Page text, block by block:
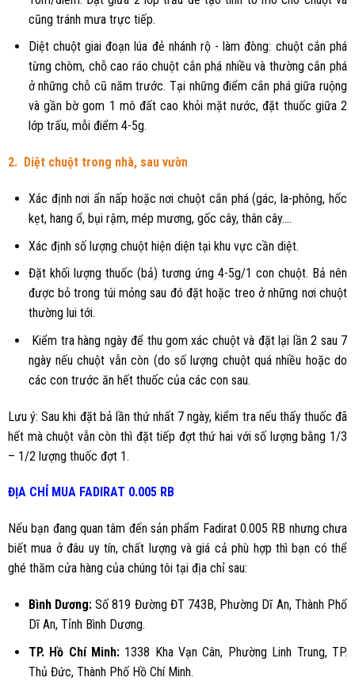
cũng tránh mưa trực tiếp.
Diệt chuột giai đoạn lúa đẻ nhánh rộ - làm đòng: chuột cắn phá
từng chòm, chỗ cao ráo chuột cắn phá nhiều và thường cắn phá
ở những chỗ cũ năm trước. Tại những điểm cắn phá giữa ruộng
và gần bờ gom 1 mô đất cao khỏi mặt nước, đặt thuốc giữa 2
lớp trấu, mỗi điểm 4-5g.
2. Diệt chuột trong nhà, sau vườn
Xác định nơi ẩn nấp hoặc nơi chuột cắn phá (gác, la-phông, hốc
kẹt, hang ổ, bụi rậm, mép mương, gốc cây, thân cây….
Xác định số lượng chuột hiện diện tại khu vực cần diệt.
Đặt khối lượng thuốc (bả) tương ứng 4-5g/1 con chuột. Bả nên
được bỏ trong túi mỏng sau đó đặt hoặc treo ở những nơi chuột
thường lui tới.
Kiểm tra hàng ngày để thu gom xác chuột và đặt lại lần 2 sau 7
ngày nếu chuột vẫn còn (do số lượng chuột quá nhiều hoặc do
các con trước ăn hết thuốc của các con sau.
Lưu ý: Sau khi đặt bả lần thứ nhất 7 ngày, kiểm tra nếu thấy thuốc đã
hết mà chuột vẫn còn thì đặt tiếp đợt thứ hai với số lượng bằng 1/3
– 1/2 lượng thuốc đợt 1.
ĐỊA CHỈ MUA FADIRAT 0.005 RB
Nếu bạn đang quan tâm đến sản phẩm Fadirat 0.005 RB nhưng chưa
biết mua ở đâu uy tín, chất lượng và giá cả phù hợp thì bạn có thể
ghé thăm cửa hàng của chúng tôi tại địa chỉ sau:
Bình Dương: Số 819 Đường ĐT 743B, Phường Dĩ An, Thành Phố
Dĩ An, Tỉnh Bình Dương.
TP. Hồ Chí Minh:1338 Kha Vạn Cân, Phường Linh Trung, TP.
Thủ Đức, Thành Phố Hồ Chí Minh.